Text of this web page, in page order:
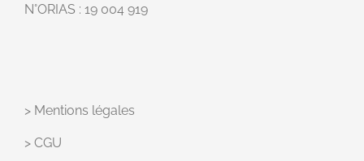
N°ORIAS : 19 004 919
> Mentions légales
> CGU